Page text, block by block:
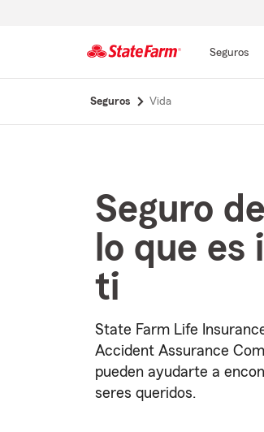
Seguros
Seguros Vida
Seguro
lo que
ti
State Farm Life
Accident Assurance
pueden ayudarte a
seres queridos.